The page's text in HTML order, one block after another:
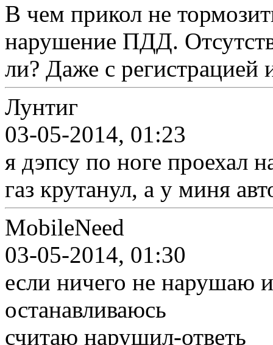
В чем прикол не
нарушение ПДД.
ли? Даже с регистрацией
Лунтиг
03-05-2014, 01:23
я дэпсу по ноге проехал
газ крутанул, а у миня
MobileNeed
03-05-2014, 01:30
если ничего не нарушаю
останавливаюсь
считаю нарушил-ответь